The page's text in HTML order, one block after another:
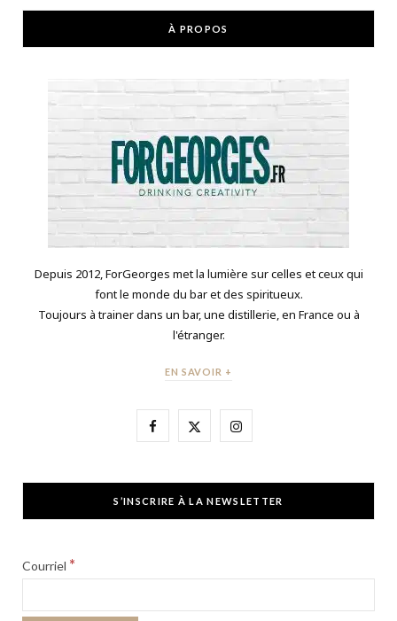
À PROPOS
Depuis 2012, ForGeorges met la lumière sur celles et ceux qui
font le monde du bar et des spiritueux.
Toujours à trainer dans un bar, une distillerie, en France ou à
l'étranger.
EN SAVOIR +
F
e
X
w
I
t
S’INSCRIRE À LA NEWSLETTER
Courriel *